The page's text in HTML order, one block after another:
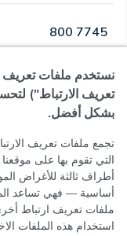
800 7745
مفتوح · مفتوح اليوم,
سياسة الخصوصية
شروط الاستخدام
سياسة ملفات تعريف
إعدادات ملفات تعريف
نستخدم ملفات تعريف
تعريف الارتباط")
بشكل أفضل.
تجمع ملفات تعريف
التي تقوم بها على
أطراف ثالثة للأغراض
أساسية — فهي تساعد
ملفات تعريف ارتباط
استخدام هذه الملفات